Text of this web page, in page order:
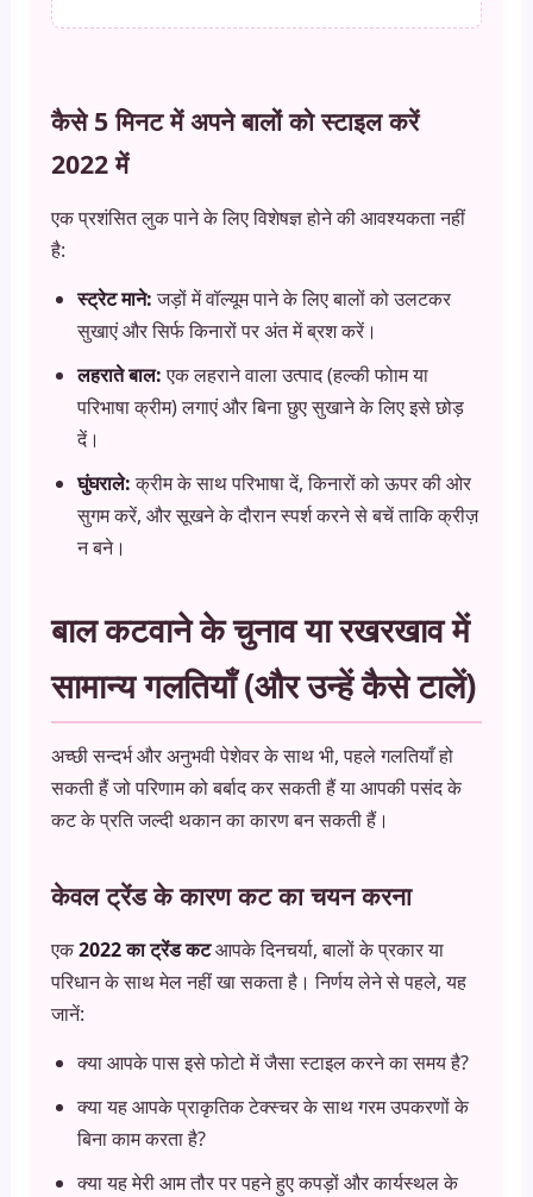
कैसे 5 मिनट में अपने बालों को स्टाइल करें
2022 में
एक प्रशंसित लुक पाने के लिए विशेषज्ञ होने की आवश्यकता नहीं
है:
स्ट्रेट माने:जड़ों में वॉल्यूम पाने के लिए बालों को उलटकर
सुखाएं और सिर्फ किनारों पर अंत में ब्रश करें।
लहराते बाल:एक लहराने वाला उत्पाद (हल्की फोाम या
परिभाषा क्रीम) लगाएं और बिना छुए सुखाने के लिए इसे छोड़
दें।
घुंघराले:क्रीम के साथ परिभाषा दें, किनारों को ऊपर की ओर
सुगम करें, और सूखने के दौरान स्पर्श करने से बचें ताकि क्रीज़
न बने।
बाल कटवाने के चुनाव या रखरखाव में
सामान्य गलतियाँ (और उन्हें कैसे टालें)
अच्छी सन्दर्भ और अनुभवी पेशेवर के साथ भी, पहले गलतियाँ हो
सकती हैं जो परिणाम को बर्बाद कर सकती हैं या आपकी पसंद के
कट के प्रति जल्दी थकान का कारण बन सकती हैं।
केवल ट्रेंड के कारण कट का चयन करना
एक2022 का ट्रेंड कटआपके दिनचर्या, बालों के प्रकार या
परिधान के साथ मेल नहीं खा सकता है। निर्णय लेने से पहले, यह
जानें:
क्या आपके पास इसे फोटो में जैसा स्टाइल करने का समय है?
क्या यह आपके प्राकृतिक टेक्स्चर के साथ गरम उपकरणों के
बिना काम करता है?
क्या यह मेरी आम तौर पर पहने हुए कपड़ों और कार्यस्थल के